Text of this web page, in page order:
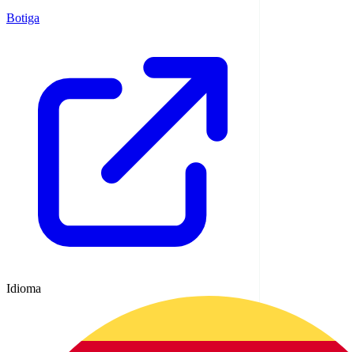
Botiga
Idioma